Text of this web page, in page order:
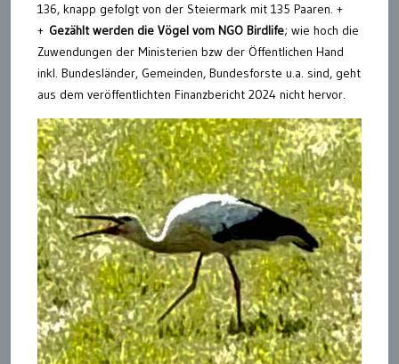
136, knapp gefolgt von der Steiermark mit 135 Paaren. +
+ Gezählt werden die Vögel vom NGO Birdlife; wie hoch die
Zuwendungen der Ministerien bzw der Öffentlichen Hand
inkl. Bundesländer, Gemeinden, Bundesforste u.a. sind, geht
aus dem veröffentlichten Finanzbericht 2024 nicht hervor.